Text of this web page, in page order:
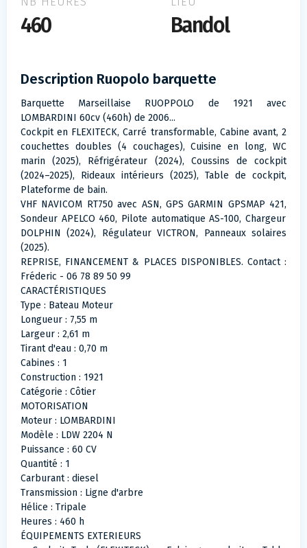
460 Bandol
Description Ruopolo barquette
Barquette Marseillaise RUOPPOLO de 1921 avec
LOMBARDINI 60cv (460h) de 2006...
Cockpit en FLEXITECK, Carré transformable, Cabine avant, 2
couchettes doubles (4 couchages), Cuisine en long, WC
marin (2025), Réfrigérateur (2024), Coussins de cockpit
(2024–2025), Rideaux intérieurs (2025), Table de cockpit,
Plateforme de bain.
VHF NAVICOM RT750 avec ASN, GPS GARMIN GPSMAP 421,
Sondeur APELCO 460, Pilote automatique AS-100, Chargeur
DOLPHIN (2024), Régulateur VICTRON, Panneaux solaires
(2025).
REPRISE, FINANCEMENT & PLACES DISPONIBLES. Contact :
Fréderic - 06 78 89 50 99
CARACTÉRISTIQUES
Type : Bateau Moteur
Longueur : 7,55 m
Largeur : 2,61 m
Tirant d'eau : 0,70 m
Cabines : 1
Construction : 1921
Catégorie : Côtier
MOTORISATION
Moteur : LOMBARDINI
Modèle : LDW 2204 N
Puissance : 60 CV
Quantité : 1
Carburant : diesel
Transmission : Ligne d'arbre
Hélice : Tripale
Heures : 460 h
ÉQUIPEMENTS EXTERIEURS